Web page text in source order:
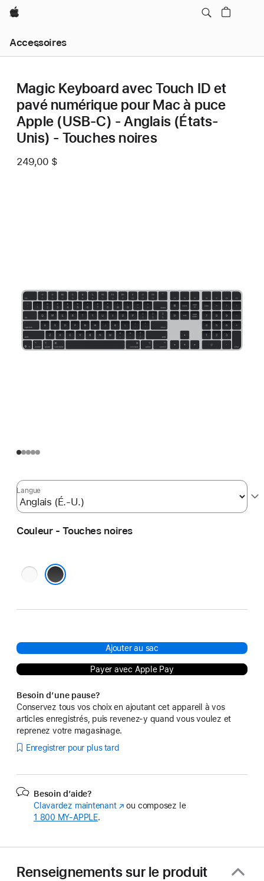
Apple
Accessoires
menu
navigation
Magic Keyboard avec Touch ID et
pavé numérique pour Mac à puce
Apple (USB‑C) - Anglais (États-
Unis) - Touches noires
249,00 $
Langue
Couleur - Touches noires
Touches
blanches
Ajouter au sac
Payer avec Apple Pay
Besoin d’une pause?
Conservez tous vos choix en ajoutant cet appareil à vos
articles enregistrés, puis revenez-y quand vous voulez et
reprenez votre magasinage.
Enregistrer pour plus tard
Besoin d’aide?
Clavardez maintenant(s’ouvre
ou composez le
1 800 MY‑APPLE.
Renseignements sur le produit